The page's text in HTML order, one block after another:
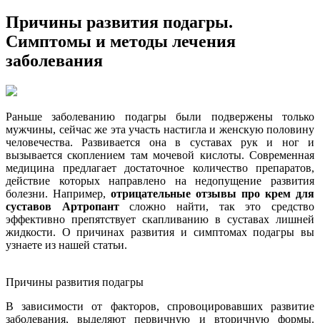
Причины развития подагры.
Симптомы и методы лечения
заболевания
Раньше заболеванию подагры были подвержены только
мужчины, сейчас же эта участь настигла и женскую половину
человечества. Развивается она в суставах рук и ног и
вызывается скоплением там мочевой кислоты. Современная
медицина предлагает достаточное количество препаратов,
действие которых направлено на недопущение развития
болезни. Например, отрицательные отзывы про крем для
суставов Артропантсложно найти, так это средство
эффективно препятствует скапливанию в суставах лишней
жидкости. О причинах развития и симптомах подагры вы
узнаете из нашей статьи.
Причины развития подагры
В зависимости от факторов, спровоцировавших развитие
заболевания, выделяют первичную и вторичную формы.